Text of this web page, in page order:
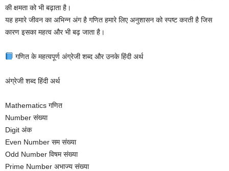
की क्षमता को भी बढ़ाता है।
यह हमारे जीवन का अभिन्न अंग है गणित हमारे लिए अनुशासन को स्पष्ट करती है जिस
कारण इसका महत्व और भी बढ़ जाता है।
गणित के महत्वपूर्ण अंग्रेजी शब्द और उनके हिंदी अर्थ
अंग्रेजी शब्द हिंदी अर्थ
Mathematics गणित
Number संख्या
Digit अंक
Even Number सम संख्या
Odd Number विषम संख्या
Prime Number अभाज्य संख्या